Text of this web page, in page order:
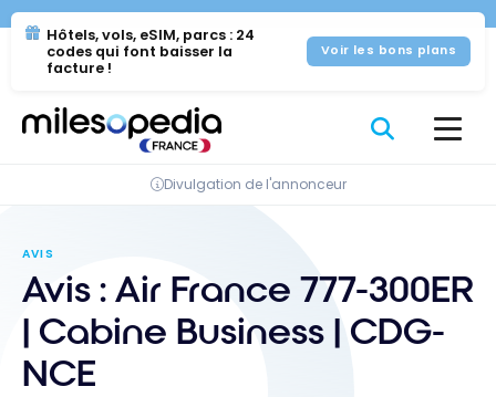
Panneau de gestion des cookies
Se
rendreHôtels, vols, eSIM, parcs : 24
codes qui font baisser la
facture !
Voir les bons plans
Divulgation de l'annonceur
AVIS
Avis : Air France 777-300ER
| Cabine Business | CDG-
NCE